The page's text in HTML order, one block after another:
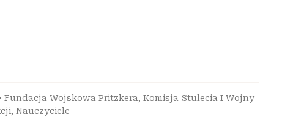
Fundacja Wojskowa Pritzkera, Komisja Stulecia I Wojny
, Nauczyciele